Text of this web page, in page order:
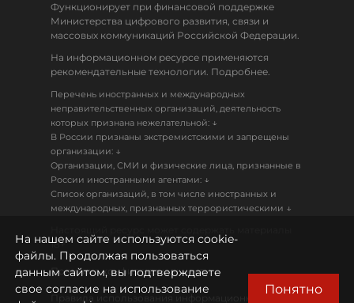
Функционирует при финансовой поддержке
Министерства цифрового развития, связи и
массовых коммуникаций Российской Федерации.
На информационном ресурсе применяются
рекомендательные технологии. Подробнее.
Перечень иностранных и международных
неправительственных организаций, деятельность
которых признана нежелательной: ↓
В России признаны экстремистскими и запрещены
организации: ↓
Организации, СМИ и физические лица, признанные в
России иностранными агентами: ↓
Список организаций, в том числе иностранных и
международных, признанных террористическими ↓
18+
Политика конфиденциальности
Правила использования информационных
На нашем сайте используются cookie-
файлы. Продолжая пользоваться
данным сайтом, вы подтверждаете
свое согласие на использование
Понятно